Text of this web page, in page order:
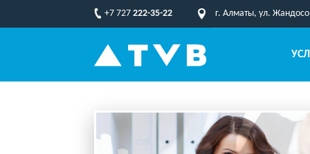
+7 727 222-35-22 г. Алматы, ул.